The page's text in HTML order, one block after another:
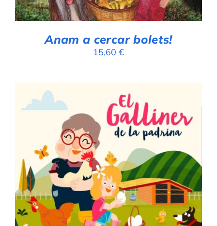
Anam a cercar bolets!
15,60 €
AFEGEIX A LA CISTELLA
DETALLS